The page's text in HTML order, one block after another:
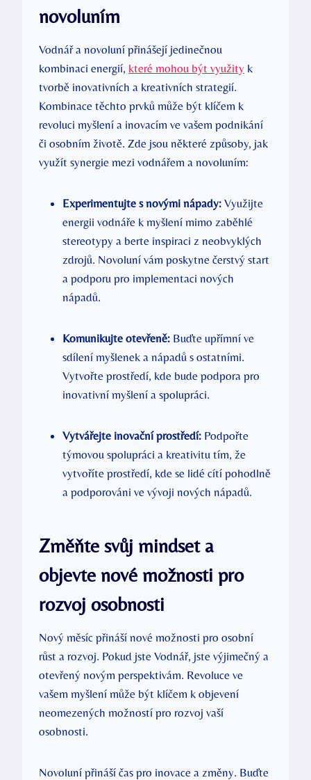
novoluním
Vodnář a novoluní přinášejí jedinečnou
kombinaci energií, které mohou být využity k
tvorbě inovativních a kreativních strategií.
Kombinace těchto prvků může být klíčem k
revoluci myšlení a inovacím ve vašem podnikání
či osobním životě. Zde jsou některé způsoby, jak
využít synergie mezi vodnářem a novoluním:
Experimentujte s novými nápady: Využijte
energii vodnáře k myšlení mimo zaběhlé
stereotypy a berte inspiraci z neobvyklých
zdrojů. Novoluní vám poskytne čerstvý start
a podporu pro implementaci nových
nápadů.
Komunikujte otevřeně: Buďte upřímní ve
sdílení myšlenek a nápadů s ostatními.
Vytvořte prostředí, kde bude podpora pro
inovativní myšlení a spolupráci.
Vytvářejte inovační prostředí: Podpořte
týmovou spolupráci a kreativitu tím, že
vytvoříte prostředí, kde se lidé cítí pohodlně
a podporováni ve vývoji nových nápadů.
Změňte svůj mindset a
objevte nové možnosti pro
rozvoj osobnosti
Nový měsíc přináší nové možnosti pro osobní
růst a rozvoj. Pokud jste Vodnář, jste výjimečný a
otevřený novým perspektivám. Revoluce ve
vašem myšlení může být klíčem k objevení
neomezených možností pro rozvoj vaší
osobnosti.
Novoluní přináší čas pro inovace a změny. Buďte